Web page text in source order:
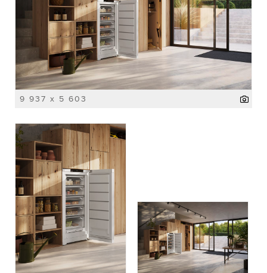
9 937 x 5 603